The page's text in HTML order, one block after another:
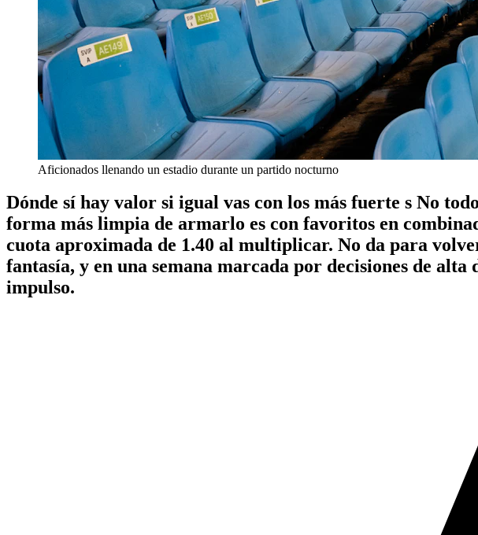
Aficionados llenando un estadio durante un partido nocturno
Dónde sí hay valor si igual vas con los más fuerte s No
forma más limpia de armarlo es con favoritos en
cuota aproximada de 1.40 al multiplicar. No da para
fantasía, y en una semana marcada por decisiones de
impulso.